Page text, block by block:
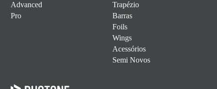
Advanced
Pro
Trapézio
Barras
Foils
Wings
Acessórios
Semi Novos